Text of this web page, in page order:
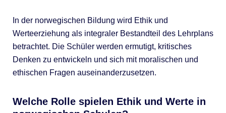
In der norwegischen Bildung wird Ethik und
Werteerziehung als integraler Bestandteil des Lehrplans
betrachtet. Die Schüler werden ermutigt, kritisches
Denken zu entwickeln und sich mit moralischen und
ethischen Fragen auseinanderzusetzen.
Welche Rolle spielen Ethik und Werte in